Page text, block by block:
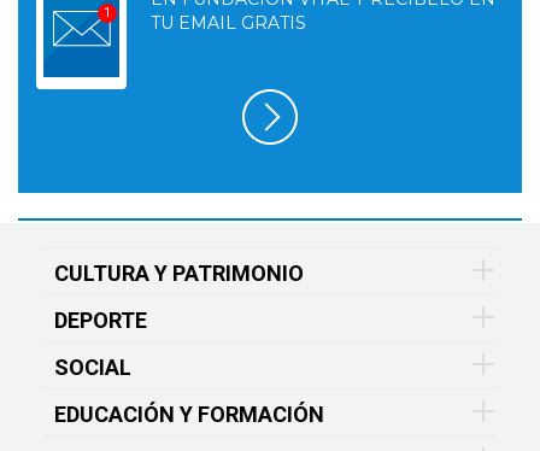
TU EMAIL GRATIS
CULTURA Y PATRIMONIO
DEPORTE
SOCIAL
EDUCACIÓN Y FORMACIÓN